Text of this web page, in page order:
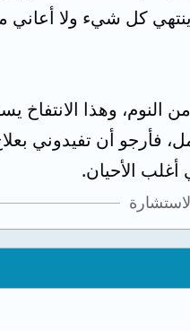
كل شيء ولا أعاني
النوم، وهذا
أن تفيدوني بعلاج